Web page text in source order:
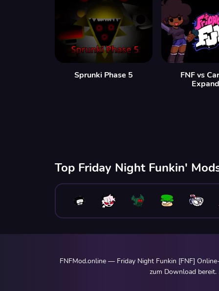
Sprunki Phase 5
FNF vs
Top Friday Night Funkin'
FNFMod.online — Friday Night Funkin [FNF]
zum Download bereit.